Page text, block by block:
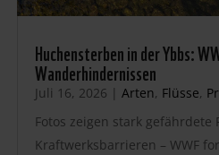
Huchensterben in der Ybbs:
Wanderhindernissen
Juli 16, 2026 | Arten, Flüsse,
Fotos zeigen stark gefährdete
Kraftwerksbarrieren – WWF